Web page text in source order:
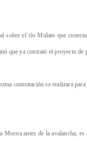
sobre el río Mulato que
que ya contrató el proyecto
contratación se realizará
Mocoa antes de la avalancha,